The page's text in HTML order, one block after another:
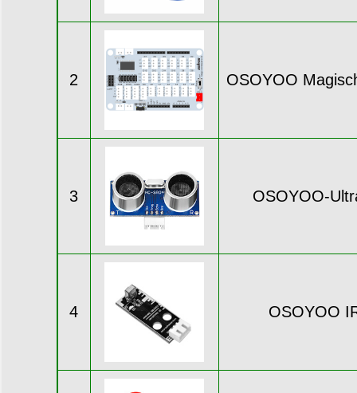
2 OSOYOO
3 OSOYOO-
4 OSOYOO